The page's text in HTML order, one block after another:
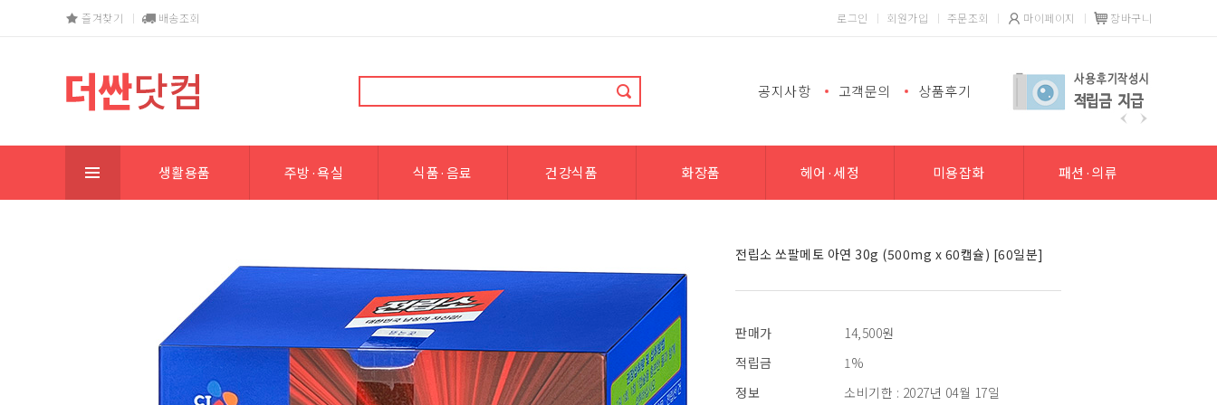
즐겨찾기 배송조회 로그인 회원가입 주문조회 마이페이지 장바구니
공지사항 고객문의 상품후기
생활용품 주방·욕실 식품·음료 건강식품 화장품 헤어·세정 미용잡화 패션·의류
전립소 쏘팔메토 아연 30g (500mg x 60캡슐) [60일분]
판매가 14,500원
적립금
1%
정보
소비기한 : 2027년 04월 17일